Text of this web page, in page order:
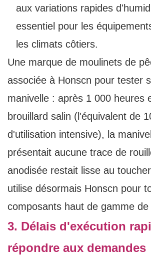
aux variations rapides
essentiel pour les
les climats côtiers.
Une marque de moulinets de
associée à Honscn pour tester
manivelle : après 1 000 heures
brouillard salin (l'équivalent de
d'utilisation intensive), la
présentait aucune trace de
anodisée restait lisse au
utilise désormais Honscn pour
composants haut de gamme
3. Délais d'exécution
répondre aux demandes